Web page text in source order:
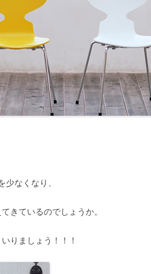
少なくなり、
きているのでしょうか。
りましょう！！！